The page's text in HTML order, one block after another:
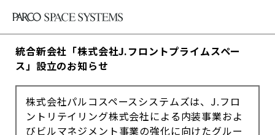
統合新会社「株式会社J.フロントプライムスペー
ス」設立のお知らせ
株式会社パルコスペースシステムズは、J.フロ
ントリテイリング株式会社による内装事業およ
びビルマネジメント事業の強化に向けたグルー